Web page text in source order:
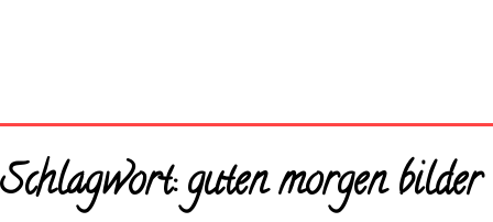
Startseite
Neue Bilder
Schlagwort:guten morgen bilder